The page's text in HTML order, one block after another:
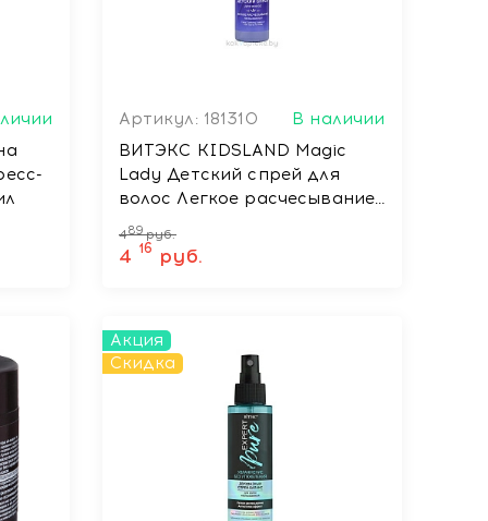
Артикул: 181310
В наличии
ВИТЭКС KIDSLAND Magic
Lady Детский спрей для
волос Легкое расчесывание
несмываемый, 100 мл
489 руб.
4 16 руб.
Акция
Скидка